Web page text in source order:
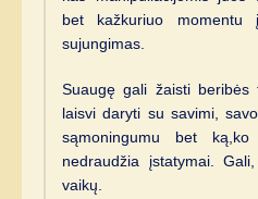
bet kažkuriuo
sujungimas.
Suaugę gali žaisti beribės
laisvi daryti su savimi,
sąmoningumu bet
nedraudžia įstatymai.
vaikų.